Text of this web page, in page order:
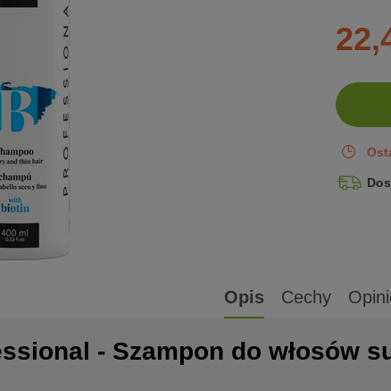
Opis Cechy
- Szampon do włosów